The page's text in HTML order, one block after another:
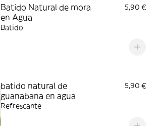
Batido Natural de mora
en Agua
5,90 €
Batido
batido natural de
guanabana en agua
5,90 €
Refrescante